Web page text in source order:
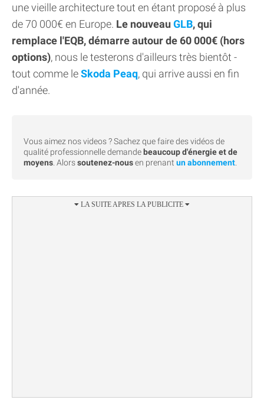
une vieille architecture tout en étant proposé à plus
de 70 000€ en Europe. Le nouveau GLB, qui
remplace l'EQB, démarre autour de 60 000€ (hors
options), nous le testerons d'ailleurs très bientôt -
tout comme leSkoda Peaq, qui arrive aussi en fin
d'année.
Vous aimez nos videos ? Sachez que faire des vidéos de
qualité professionnelle demande beaucoup d'énergie et de
moyens . Alorssoutenez-nousen prenant un abonnement